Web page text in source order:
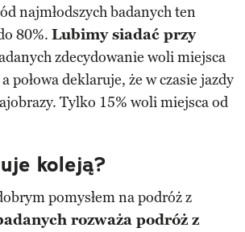
najmłodszych badanych ten
80%. Lubimy siadać przy
zdecydowanie woli miejsca
połowa deklaruje, że w czasie jazdy
Tylko 15% woli miejsca od
koleją?
pomysłem na podróż z
rozważa podróż z